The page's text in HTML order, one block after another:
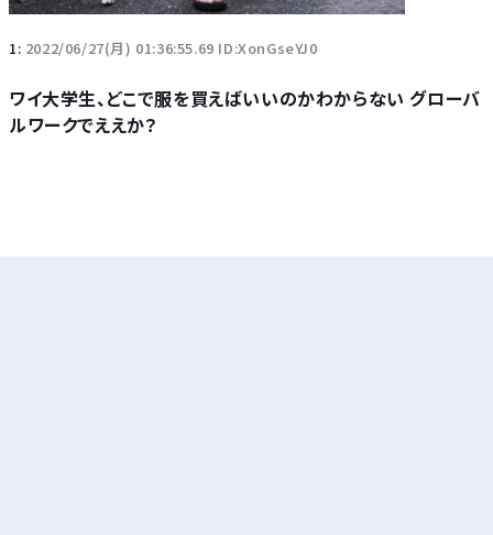
1: 2022/06/27(月) 01:36:55.69 ID:XonGseYJ0
ワイ大学生、どこで服を買えばいいのかわからない グローバ
ルワークでええか？